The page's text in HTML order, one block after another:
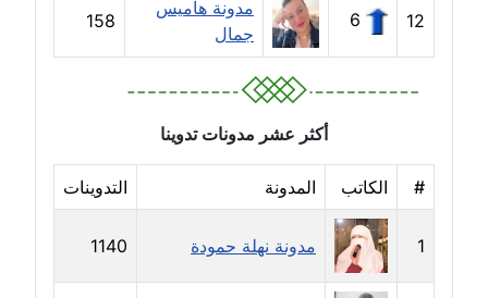
مدونة جهاد عبد الحميد
عاملة
مدونة جهاد غازي
عاملة
مدونة جواد الحربي
عاملة
مدونة جيهان عفيفي
عاملة
12
6
مدونة هاميس
جمال
158
أكثر عشر مدونات تدوينا
# الكاتب المدونة التدوينات
1 مدونة نهلة حمودة 1140